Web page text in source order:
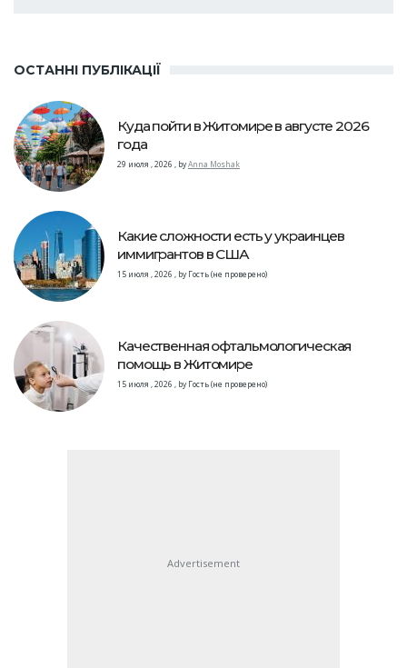
ОСТАННІ ПУБЛІКАЦІЇ
Куда пойти в Житомире в августе 2026
года
29 июля , 2026 , byAnna Moshak
Какие сложности есть у украинцев
иммигрантов в США
15 июля , 2026 , by Гость (не проверено)
Качественная офтальмологическая
помощь в Житомире
15 июля , 2026 , by Гость (не проверено)
Advertisement